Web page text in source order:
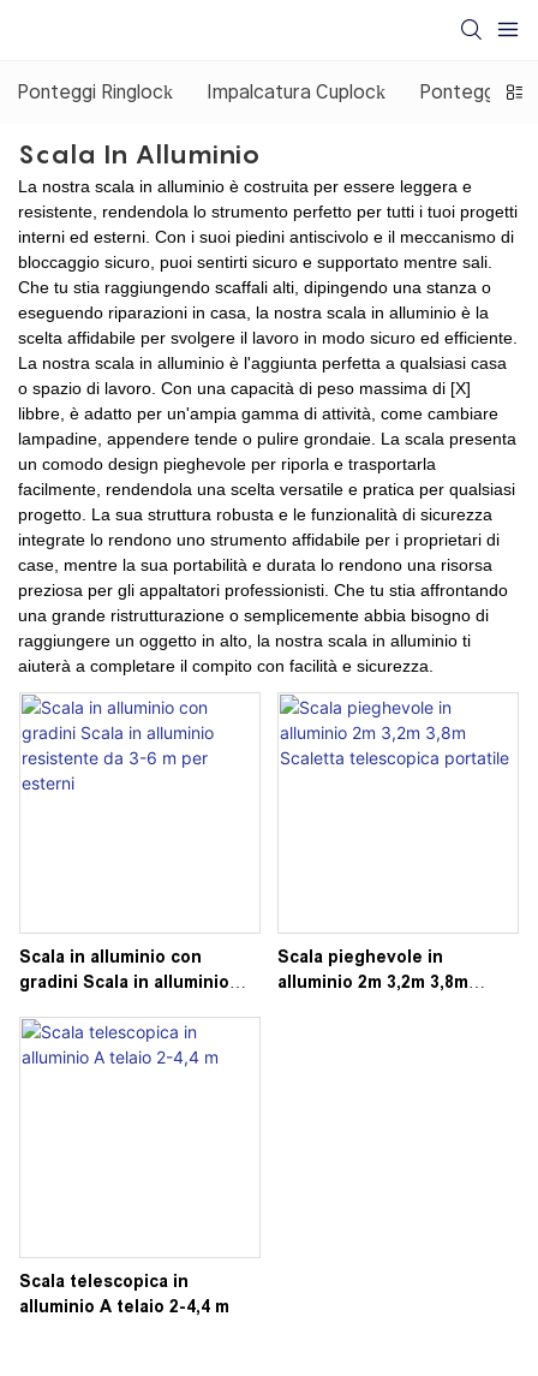
Ponteggi Ringlock Impalcatura Cuplock Ponteggio
Scala In Alluminio
La nostra scala in alluminio è costruita per essere leggera e
resistente, rendendola lo strumento perfetto per tutti i tuoi progetti
interni ed esterni. Con i suoi piedini antiscivolo e il meccanismo di
bloccaggio sicuro, puoi sentirti sicuro e supportato mentre sali.
Che tu stia raggiungendo scaffali alti, dipingendo una stanza o
eseguendo riparazioni in casa, la nostra scala in alluminio è la
scelta affidabile per svolgere il lavoro in modo sicuro ed efficiente.
La nostra scala in alluminio è l'aggiunta perfetta a qualsiasi casa
o spazio di lavoro. Con una capacità di peso massima di [X]
libbre, è adatto per un'ampia gamma di attività, come cambiare
lampadine, appendere tende o pulire grondaie. La scala presenta
un comodo design pieghevole per riporla e trasportarla
facilmente, rendendola una scelta versatile e pratica per qualsiasi
progetto. La sua struttura robusta e le funzionalità di sicurezza
integrate lo rendono uno strumento affidabile per i proprietari di
case, mentre la sua portabilità e durata lo rendono una risorsa
preziosa per gli appaltatori professionisti. Che tu stia affrontando
una grande ristrutturazione o semplicemente abbia bisogno di
raggiungere un oggetto in alto, la nostra scala in alluminio ti
aiuterà a completare il compito con facilità e sicurezza.
Scala in alluminio con
gradini Scala in alluminio
esterni
Scala pieghevole in
alluminio 2m 3,2m 3,8m
Scala telescopica in
alluminio A telaio 2-4,4 m